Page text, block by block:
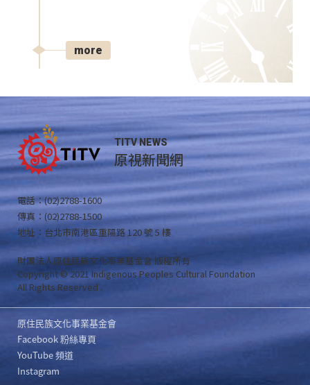
more
TITV NEWS
原視新聞網
電話：(02)2788-1600
傳真：(02)2788-1500
地址：台北市南港區重陽路 120 號 5 樓
財團法人原住民族文化事業基金會 版權所有
Copyright © 2021 Indigenous Peoples Cultural Foundation
All Rights Reserved .
原住民族文化事業基金會
Facebook 粉絲專頁
YouTube 頻道
Instagram